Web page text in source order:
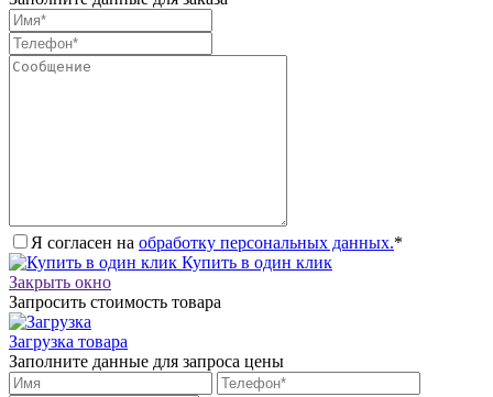
Я согласен на обработку персональных данных.*
Купить в один клик
Закрыть окно
Запросить стоимость товара
Загрузка товара
Заполните данные для запроса цены